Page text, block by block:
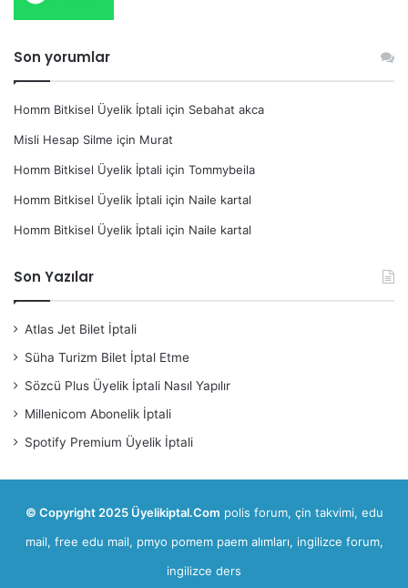
Son yorumlar
Homm Bitkisel Üyelik İptali için Sebahat akca
Misli Hesap Silme için Murat
Homm Bitkisel Üyelik İptali için Tommybeila
Homm Bitkisel Üyelik İptali için Naile kartal
Homm Bitkisel Üyelik İptali için Naile kartal
Son Yazılar
Atlas Jet Bilet İptali
Süha Turizm Bilet İptal Etme
Sözcü Plus Üyelik İptali Nasıl Yapılır
Millenicom Abonelik İptali
Spotify Premium Üyelik İptali
© Copyright 2025 Üyelikiptal.Com polis forum, çin takvimi, edu
mail, free edu mail, pmyo pomem paem alımları, ingilizce forum,
ingilizce ders